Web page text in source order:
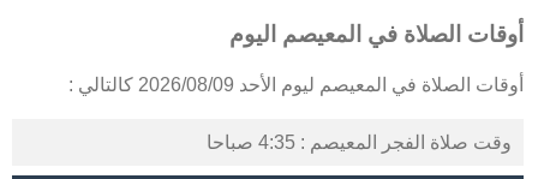
أوقات الصلاة في المعيصم اليوم
أوقات الصلاة في المعيصم ليوم الأحد 2026/08/09 كالتالي :
وقت صلاة الفجر المعيصم : 4:35 صباحا